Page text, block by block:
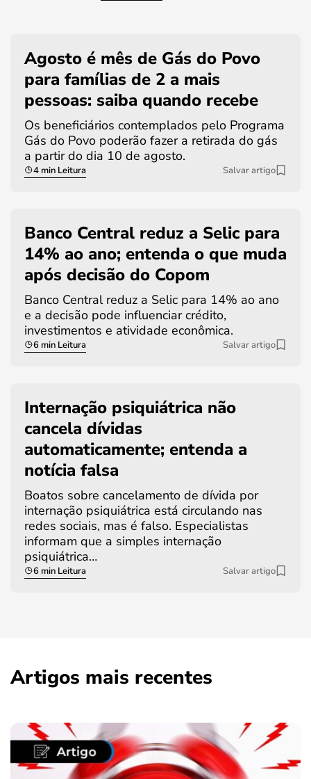
Agosto é mês de Gás do Povo
para famílias de 2 a mais
pessoas: saiba quando recebe
Os beneficiários contemplados pelo Programa
Gás do Povo poderão fazer a retirada do gás
a partir do dia 10 de agosto.
4 min Leitura Salvar artigo
Banco Central reduz a Selic para
14% ao ano; entenda o que muda
após decisão do Copom
Banco Central reduz a Selic para 14% ao ano
e a decisão pode influenciar crédito,
investimentos e atividade econômica.
6 min Leitura Salvar artigo
Internação psiquiátrica não
cancela dívidas
automaticamente; entenda a
notícia falsa
Boatos sobre cancelamento de dívida por
internação psiquiátrica está circulando nas
redes sociais, mas é falso. Especialistas
informam que a simples internação
psiquiátrica…
6 min Leitura Salvar artigo
Artigos mais recentes